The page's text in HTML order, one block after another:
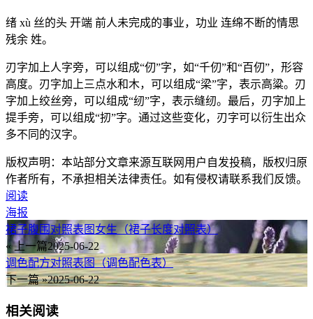
绪 xù 丝的头 开端 前人未完成的事业，功业 连绵不断的情思
残余 姓。
刃字加上人字旁，可以组成“仞”字，如“千仞”和“百仞”，形容
高度。刃字加上三点水和木，可以组成“梁”字，表示高粱。刃
字加上绞丝旁，可以组成“纫”字，表示缝纫。最后，刃字加上
提手旁，可以组成“扨”字。通过这些变化，刃字可以衍生出众
多不同的汉字。
版权声明：本站部分文章来源互联网用户自发投稿，版权归原
作者所有，不承担相关法律责任。如有侵权请联系我们反馈。
阅读
海报
裙子腹围对照表图女生（裙子长度对照表）
« 上一篇2025-06-22
调色配方对照表图（调色配色表）
下一篇 »2025-06-22
相关阅读